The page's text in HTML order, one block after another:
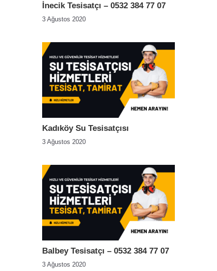
İnecik Tesisatçı – 0532 384 77 07
3 Ağustos 2020
Kadıköy Su Tesisatçısı
3 Ağustos 2020
Balbey Tesisatçı – 0532 384 77 07
3 Ağustos 2020